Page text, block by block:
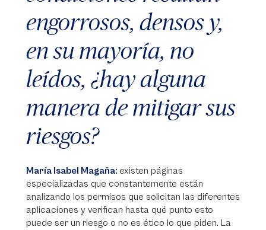
engorrosos, densos y,
en su mayoría, no
leídos, ¿hay alguna
manera de mitigar sus
riesgos?
María Isabel Magaña: existen páginas
especializadas que constantemente están
analizando los permisos que solicitan las diferentes
aplicaciones y verifican hasta qué punto esto
puede ser un riesgo o no es ético lo que piden. La